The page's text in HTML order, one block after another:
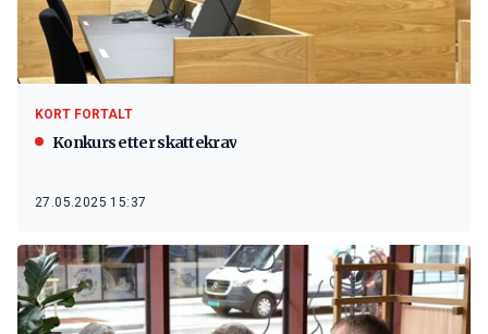
KORT FORTALT
Konkurs etter skattekrav
27.05.2025 15:37